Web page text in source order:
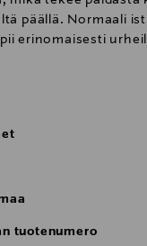
päällä. Normaali
erinomaisesti
tuotenumero